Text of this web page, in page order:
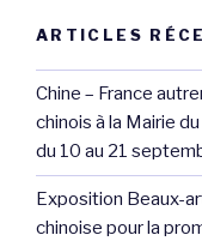
ARTICLES
Chine – France
chinois à la Mairie
du 10 au 21
Exposition Beaux-
chinoise pour la